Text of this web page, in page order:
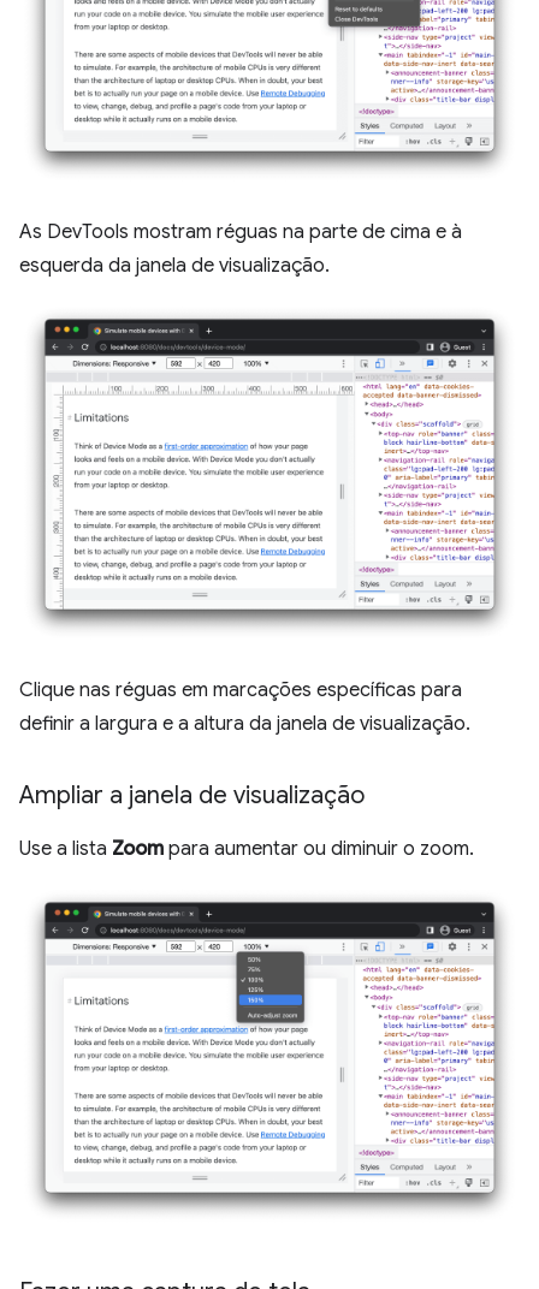
As DevTools mostram réguas na parte de cima e à
esquerda da janela de visualização.
Clique nas réguas em marcações específicas para
definir a largura e a altura da janela de visualização.
Ampliar a janela de visualização
Use a lista Zoom para aumentar ou diminuir o zoom.